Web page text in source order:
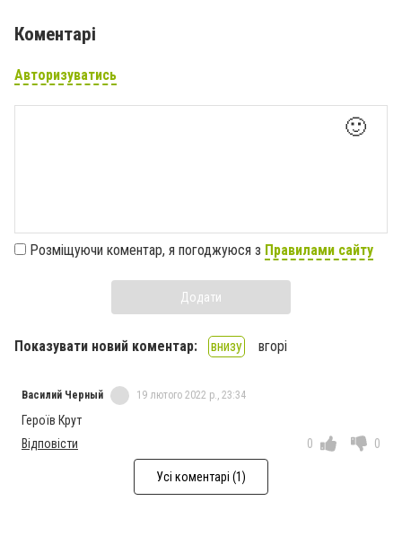
Коментарі
Авторизуватись
🙂
Розміщуючи коментар, я погоджуюся з Правилами сайту
Додати
Показувати новий коментар: внизу вгорі
Василий Черный 19 лютого 2022 р., 23:34
Героїв Крут
Відповісти
0 0
Усі коментарі (1)